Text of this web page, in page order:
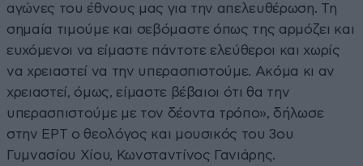
αγώνες του έθνους μας για την απελευθέρωση. Τη
σημαία τιμούμε και σεβόμαστε όπως της αρμόζει και
ευχόμενοι να είμαστε πάντοτε ελεύθεροι και χωρίς
να χρειαστεί να την υπερασπιστούμε. Ακόμα κι αν
χρειαστεί, όμως, είμαστε βέβαιοι ότι θα την
υπερασπιστούμε με τον δέοντα τρόπο», δήλωσε
στην ΕΡΤ ο θεολόγος και μουσικός του 3ου
Γυμνασίου Χίου, Κωνσταντίνος Γανιάρης.